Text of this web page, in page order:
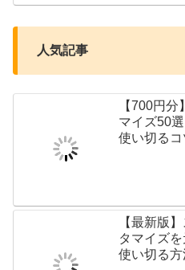
人気記事
【700円
マイズ50
使い切るコ
【最新版
タマイズ
使い切る方